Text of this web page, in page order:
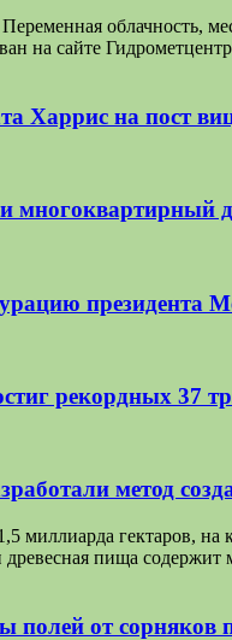
облачность,
на сайте
Харрис на пост
многоквартирный
президента
рекордных 37
метод
миллиарда гектаров,
древесная пища
полей от сорняков